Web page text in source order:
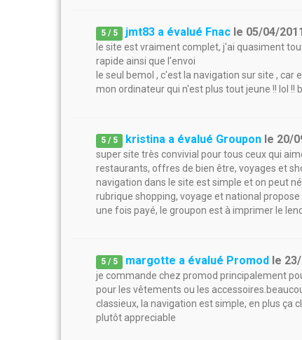
5 / 5 jmt83 a évalué Fnac le 05/04/
le site est vraiment complet, j'ai quasiment
rapide ainsi que l'envoi
le seul bemol , c'est la navigation sur site ,
mon ordinateur qui n'est plus tout jeune !! lol !!
5 / 5 kristina a évalué Groupon le 20/
super site très convivial pour tous ceux qui
restaurants, offres de bien être, voyages et
navigation dans le site est simple et on peut
rubrique shopping, voyage et national
une fois payé, le groupon est à imprimer le
5 / 5 margotte a évalué Promod le
je commande chez promod principalement
pour les vêtements ou les
classieux, la navigation est simple, en plus
plutôt appreciable